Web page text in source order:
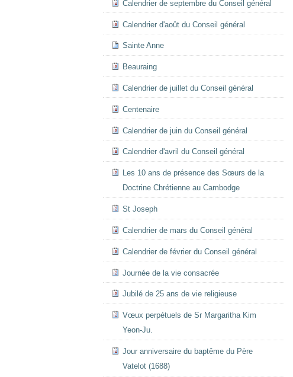
Calendrier de septembre du Conseil général
Calendrier d'août du Conseil général
Sainte Anne
Beauraing
Calendrier de juillet du Conseil général
Centenaire
Calendrier de juin du Conseil général
Calendrier d'avril du Conseil général
Les 10 ans de présence des Sœurs de la
Doctrine Chrétienne au Cambodge
St Joseph
Calendrier de mars du Conseil général
Calendrier de février du Conseil général
Journée de la vie consacrée
Jubilé de 25 ans de vie religieuse
Vœux perpétuels de Sr Margaritha Kim
Yeon-Ju.
Jour anniversaire du baptême du Père
Vatelot (1688)